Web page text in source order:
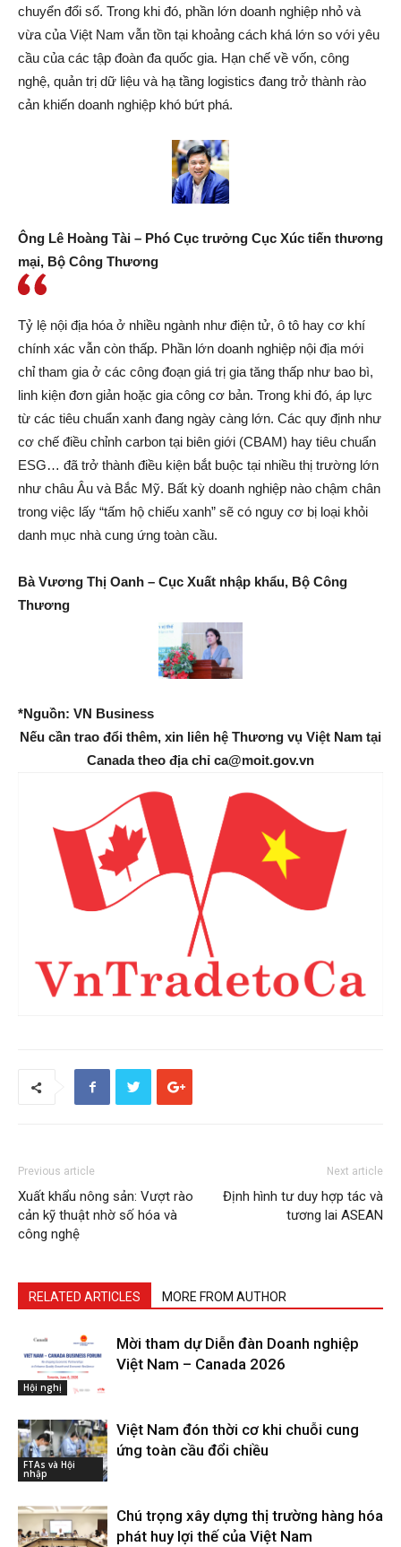
chuyển đổi số. Trong khi đó, phần lớn doanh nghiệp nhỏ và
vừa của Việt Nam vẫn tồn tại khoảng cách khá lớn so với yêu
cầu của các tập đoàn đa quốc gia. Hạn chế về vốn, công
nghệ, quản trị dữ liệu và hạ tầng logistics đang trở thành rào
cản khiến doanh nghiệp khó bứt phá.
Ông Lê Hoàng Tài – Phó Cục trưởng Cục Xúc tiến thương
mại, Bộ Công Thương
Tỷ lệ nội địa hóa ở nhiều ngành như điện tử, ô tô hay cơ khí
chính xác vẫn còn thấp. Phần lớn doanh nghiệp nội địa mới
chỉ tham gia ở các công đoạn giá trị gia tăng thấp như bao bì,
linh kiện đơn giản hoặc gia công cơ bản. Trong khi đó, áp lực
từ các tiêu chuẩn xanh đang ngày càng lớn. Các quy định như
cơ chế điều chỉnh carbon tại biên giới (CBAM) hay tiêu chuẩn
ESG… đã trở thành điều kiện bắt buộc tại nhiều thị trường lớn
như châu Âu và Bắc Mỹ. Bất kỳ doanh nghiệp nào chậm chân
trong việc lấy “tấm hộ chiếu xanh” sẽ có nguy cơ bị loại khỏi
danh mục nhà cung ứng toàn cầu.
Bà Vương Thị Oanh – Cục Xuất nhập khẩu, Bộ Công
Thương
*Nguồn: VN Business
Nếu cần trao đổi thêm, xin liên hệ Thương vụ Việt Nam tại
Canada theo địa chỉ ca@moit.gov.vn
Previous article
Xuất khẩu nông sản: Vượt rào
cản kỹ thuật nhờ số hóa và
công nghệ
Next article
Định hình tư duy hợp tác và
tương lai ASEAN
RELATED ARTICLES MORE FROM AUTHOR
Hội nghị
Mời tham dự Diễn đàn Doanh nghiệp
Việt Nam – Canada 2026
FTAs và Hội
nhập
Việt Nam đón thời cơ khi chuỗi cung
ứng toàn cầu đổi chiều
Chú trọng xây dựng thị trường hàng hóa
phát huy lợi thế của Việt Nam